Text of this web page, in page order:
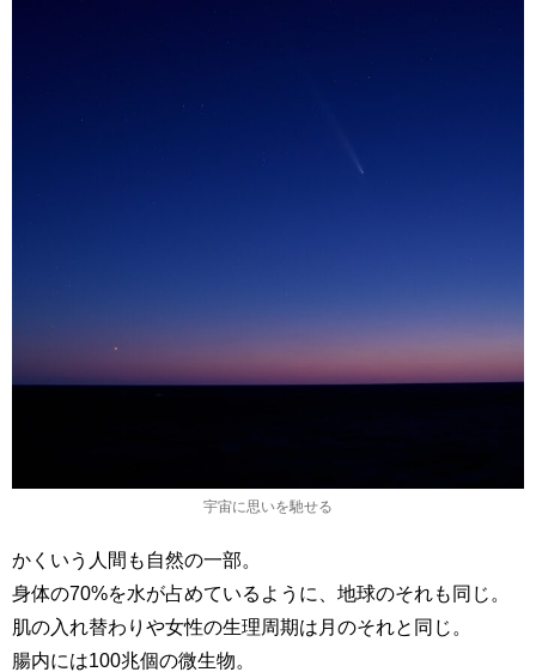
宇宙に思いを馳せる
かくいう人間も自然の一部。
身体の70%を水が占めているように、地球のそれも同じ。
肌の入れ替わりや女性の生理周期は月のそれと同じ。
腸内には100兆個の微生物。